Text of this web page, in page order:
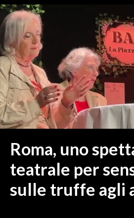
PROVINCIA DI CAGLIARI
SULCIS IGLESIENTE
MEDIO CAMPIDANO
ORISTANO E PROVINCIA
SASSARI E PROVINCIA
GALLURA
NUORO E PROVINCIA
OGLIASTRA
ITALIA
MONDO
Roma, uno
teatrale per
sulle truffe agli